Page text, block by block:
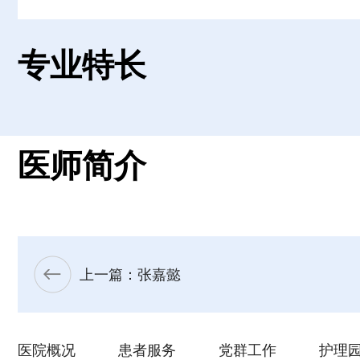
专业特长
医师简介
上一篇：张嘉懿
医院概况 患者服务 党群工作 护理